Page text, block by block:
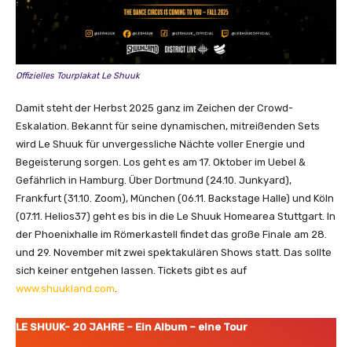
Offizielles Tourplakat Le Shuuk
Damit steht der Herbst 2025 ganz im Zeichen der Crowd-
Eskalation. Bekannt für seine dynamischen, mitreißenden Sets
wird Le Shuuk für unvergessliche Nächte voller Energie und
Begeisterung sorgen. Los geht es am 17. Oktober im Uebel &
Gefährlich in Hamburg. Über Dortmund (24.10. Junkyard),
Frankfurt (31.10. Zoom), München (06.11. Backstage Halle) und Köln
(07.11. Helios37) geht es bis in die Le Shuuk Homearea Stuttgart. In
der Phoenixhalle im Römerkastell findet das große Finale am 28.
und 29. November mit zwei spektakulären Shows statt. Das sollte
sich keiner entgehen lassen. Tickets gibt es auf
www.shuukland.com
LE SHUUK- 20 JAHRE – Ein Album – eine Tour